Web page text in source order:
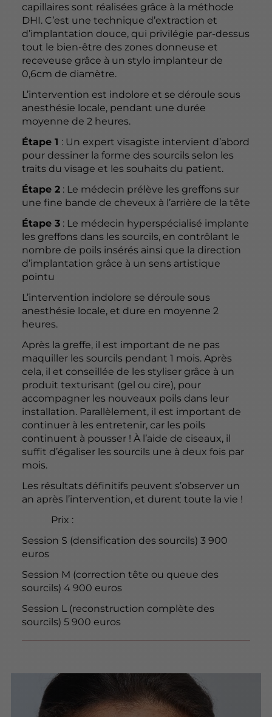
capillaires sont réalisées grâce à la méthode
DHI. C’est une technique d’extraction et
d’implantation douce, qui privilégie par-dessus
tout le bien-être des zones donneuse et
receveuse grâce à un stylo implanteur de
0,6cm de diamètre.
L’intervention est indolore et se déroule sous
anesthésie locale, pendant une durée
moyenne de 2 heures.
Étape 1 : Un expert visagiste intervient d’abord
pour dessiner la forme des sourcils selon les
traits du visage et les souhaits du patient.
Étape 2 : Le médecin prélève les greffons sur
une fine bande de cheveux à l’arrière de la tête
Étape 3 : Le médecin hyperspécialisé implante
les greffons dans les sourcils, en contrôlant le
nombre de poils insérés ainsi que la direction
d’implantation grâce à un sens artistique
pointu
L’intervention indolore se déroule sous
anesthésie locale, et dure en moyenne 2
heures.
Après la greffe, il est important de ne pas
maquiller les sourcils pendant 1 mois. Après
cela, il et conseillée de les styliser grâce à un
produit texturisant (gel ou cire), pour
accompagner les nouveaux poils dans leur
installation. Parallèlement, il est important de
continuer à les entretenir, car les poils
continuent à pousser ! À l’aide de ciseaux, il
suffit d’égaliser les sourcils une à deux fois par
mois.
Les résultats définitifs peuvent s’observer un
an après l’intervention, et durent toute la vie !
Prix :
Session S (densification des sourcils) 3 900
euros
Session M (correction tête ou queue des
sourcils) 4 900 euros
Session L (reconstruction complète des
sourcils) 5 900 euros